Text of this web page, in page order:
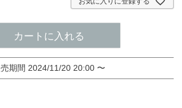
カートに入れる
期間 2024/11/20 20:00 〜